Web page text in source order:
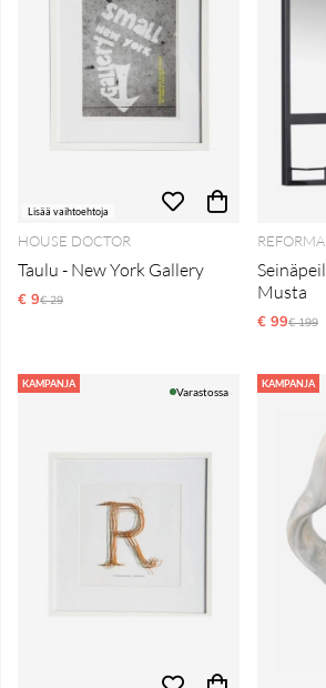
Lisää vaihtoehtoja
HOUSE DOCTOR
Taulu - New York Gallery
€ 9Normaali hinta
€ 29
REFORMA
Musta
€ 99€ 199
KAMPANJA
Varastossa
KAMPANJA